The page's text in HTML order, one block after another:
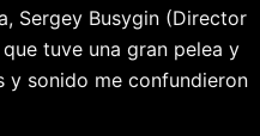
Sergey Busygin (Director
tuve una gran pelea y
y sonido me confundieron